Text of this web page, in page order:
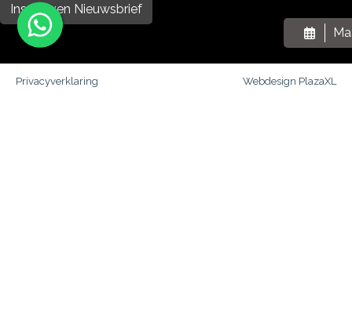
Inschrijven Nieuwsbrief
Privacyverklaring Webdesign PlazaXL